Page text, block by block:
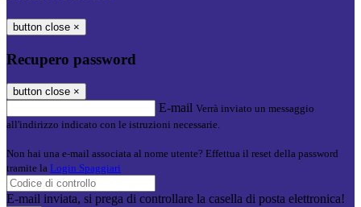
button close ×
Recupero password
button close ×
E-mail Verrà inviato un messaggio
all'indirizzo indicato con le istruzioni necessarie.
Non hai una e-mail associata al nome utente? Effettua il reset della password
tramite la Login Spaggiari
E-mail inviata, si prega di controllare la casella di posta elettronica!